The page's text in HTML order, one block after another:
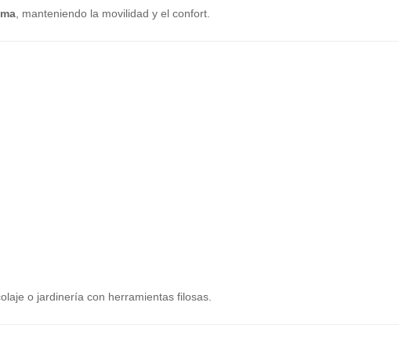
, manteniendo la movilidad y el confort.
o jardinería con herramientas filosas.